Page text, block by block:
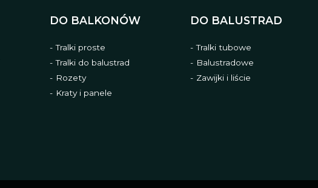
DO BALKONÓW
Tralki proste
Tralki do balustrad
Rozety
Kraty i panele
DO BALUSTRAD
Tralki tubowe
Balustradowe
Zawijki i liście